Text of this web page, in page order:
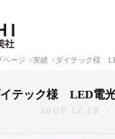
ページ 実績 ダイテック様
テック様 LED電
2008.12.18